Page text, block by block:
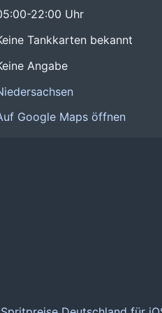
22:00 Uhr
Tankkarten bekannt
Angabe
Google Maps öffnen